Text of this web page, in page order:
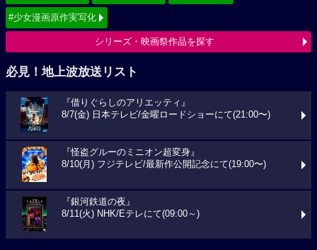
#少女漫画原作実写化
シリーズ・映画祭作品を探す
必見！地上波放送リスト
『借りぐらしのアリエッティ』
8/7(金) 日本テレビ/金曜ロードショーにて(21:00〜)
『怪盗グルーのミニオン超変身』
8/10(月) フジテレビ/最新作公開記念にて(19:00〜)
『銀河鉄道の夜』
8/11(火) NHK/Eテレにて(09:00～)